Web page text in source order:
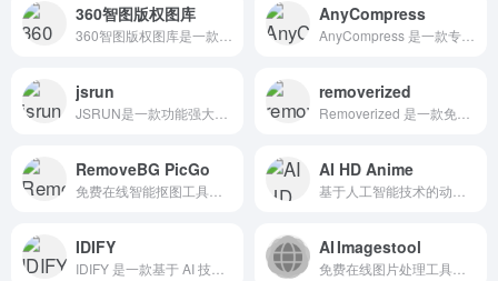
360智图版权图库 AnyCompress
jsrun removerized
RemoveBG PicGo AI HD Anime
IDIFY AI Imagestool